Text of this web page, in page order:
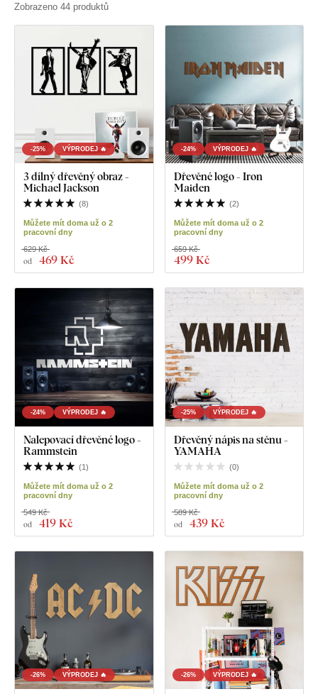
Zobrazeno 44 produktů
-25% VÝPRODEJ 🔥
3 dílný dřevěný obraz -
Michael Jackson
(8)
Můžete mít doma už o 2
pracovní dny
od 469 Kč
629 Kč
-24% VÝPRODEJ 🔥
Dřevěné logo - Iron
Maiden
(2)
Můžete mít doma už o 2
pracovní dny
499 Kč
659 Kč
-24% VÝPRODEJ 🔥
Nalepovací dřevěné logo -
Rammstein
(1)
Můžete mít doma už o 2
pracovní dny
od 419 Kč
549 Kč
-25% VÝPRODEJ 🔥
Dřevěný nápis na stěnu -
YAMAHA
(0)
Můžete mít doma už o 2
pracovní dny
od 439 Kč
589 Kč
-26% VÝPRODEJ 🔥 -26% VÝPRODEJ 🔥